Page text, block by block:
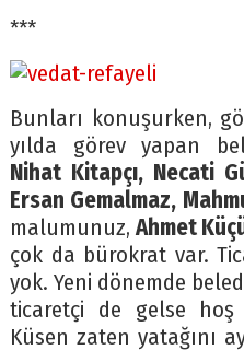
***
Bunları konuşurken,
yılda görev yapan
Nihat Kitapçı, Necati
Ersan Gemalmaz,
malumunuz,Ahmet
çok da bürokrat var.
yok. Yeni dönemde
ticaretçi de gelse hoş
Küsen zaten yatağını